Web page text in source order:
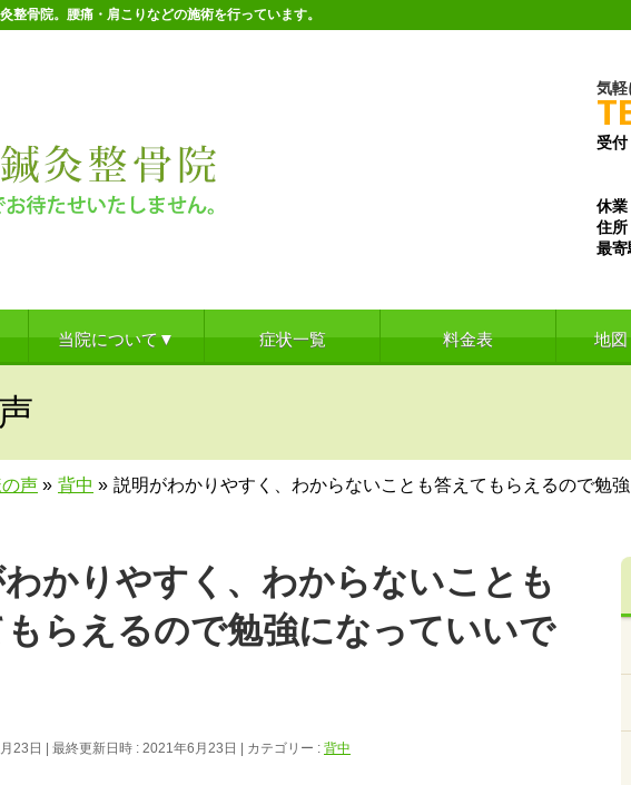
整骨院。腰痛・肩こりなどの施術を行っています。
気軽
受付
休業
住所
最寄
当院について▼ 症状一覧 料金表 地図
声 » 背中 » 説明がわかりやすく、わからないことも答えてもらえるので勉
かりやすく、わからないことも
らえるので勉強になっていいで
23日 最終更新日時 : 2021年6月23日 カテゴリー : 背中